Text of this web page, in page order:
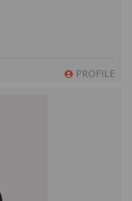
PROFILE